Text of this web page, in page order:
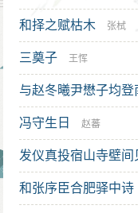
了。”于是拿出陕西
草敕执行。杨士奇随
议元旦事宜，吕震
点，明仁宗最后同意
道：“吕震每次误我
莫及了。”于是下命
（内阁、翰林院、
和择之赋枯木 张栻
三奠子 王恽
与赵冬曦尹懋子均登
冯守生日 赵蕃
发仪真投宿山寺壁
和张序臣合肥驿中诗